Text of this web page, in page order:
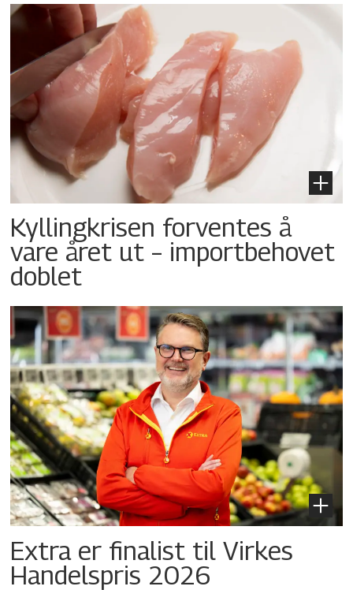
Kyllingkrisen forventes å
vare året ut – importbehovet
doblet
Extra er finalist til Virkes
Handelspris 2026